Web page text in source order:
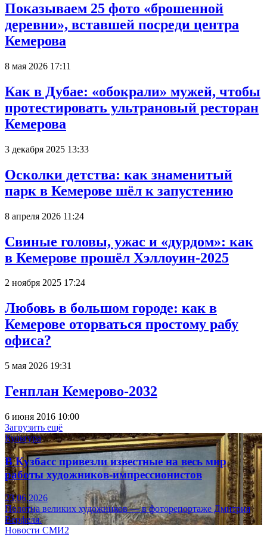
Показываем 25 фото «брошенной
деревни», вставшей посреди центра
Кемерова
8 мая 2026 17:11
Как в Дубае: «обокрали» мужей, чтобы
протестировать ультрановый ресторан
Кемерова
3 декабря 2025 13:33
Осколки детства: как знаменитый
парк в Кемерове шёл к запустению
8 апреля 2026 11:24
Свиные головы, ужас и «дурдом»: как
в Кемерове прошёл Хэллоуин-2025
2 ноября 2025 17:24
Любовь в большом городе: как в
Кемерове оторваться простому рабу
офиса?
5 мая 2026 19:31
Генплан Кемерово-2032
6 июня 2016 10:00
Загрузить ещё
Культура
В Кузбасс привезли известные на весь мир
работы художников-импрессионистов
23.06.2026
Полотна великих художников — в фоторепортаже Дмитрия
Верфеля.
Новости СМИ2